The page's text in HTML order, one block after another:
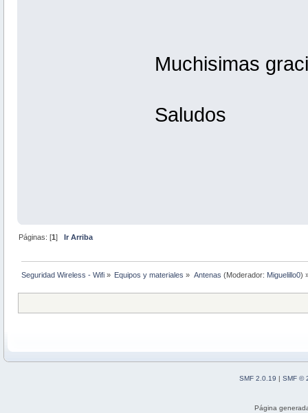
Muchisimas
Saludos
Páginas: [1] Ir Arriba
Seguridad Wireless - Wifi » Equipos y materiales » Antenas (Moderador: Miguelillo0)
SMF 2.0.19
SMF ©
Página